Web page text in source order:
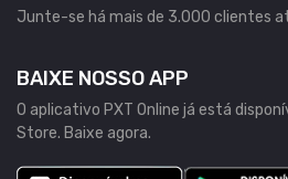
Junte-se há mais de 3.000 clientes
BAIXE NOSSO APP
O aplicativo PXT Online já está
Store. Baixe agora.